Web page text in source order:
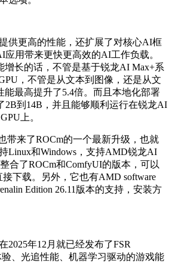
供更高的性能，还扩展了对核心AI框
用带来更快更高效的AI工作负载。
增长的话，不管是基于锐龙AI Max+系
，不管是从文本到图像，还是从文
能最高提升了5.4倍。而且本地化部署
2B到14B，并且能够顺利运行在锐龙AI
上。
带来了ROCm的一个最新升级，也就
Linux和Windows，支持AMD锐龙AI
合了ROCm和ComfyUI的版本，可以
下载。另外，它也有AMD software
Edition 26.11版本的支持，安装方
2025年12月就已经发布了FSR
验、光追性能、机器学习驱动的游戏能